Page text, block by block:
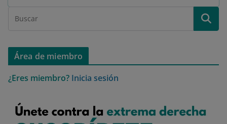
Área de miembro
¿Eres miembro? Inicia sesión